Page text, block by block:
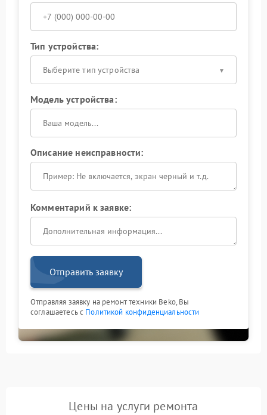
Тип устройства:
Выберите тип устройства
Модель устройства:
Описание неисправности:
Комментарий к заявке:
Отправить заявку
Отправляя заявку на ремонт техники Beko, Вы
соглашаетесь с Политикой конфиденциальности
Цены на услуги ремонта